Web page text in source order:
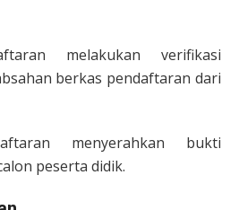
melakukan verifikasi
berkas pendaftaran dari
menyerahkan bukti
peserta didik.